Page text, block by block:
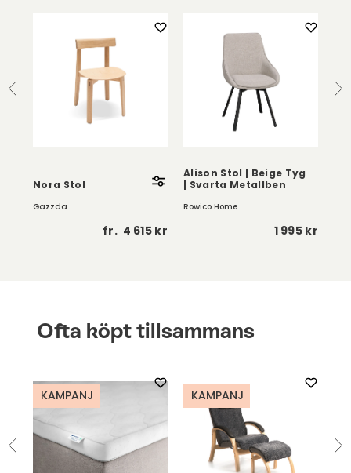
Nora Stol
Gazzda
fr. 4 615 kr
Alison Stol | Beige Tyg
| Svarta Metallben
Rowico Home
1 995 kr
Ofta köpt tillsammans
KAMPANJ KAMPANJ